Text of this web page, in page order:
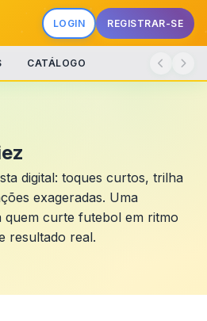
LOGIN REGISTRAR-SE
CATÁLOGO
digital: toques curtos, trilha
exageradas. Uma
quem curte futebol em ritmo
resultado real.